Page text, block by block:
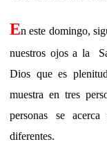
En este domingo,
nuestros ojos a la
Dios que es
muestra en tres
personas se
diferentes.